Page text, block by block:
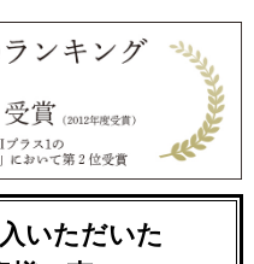
いただいた